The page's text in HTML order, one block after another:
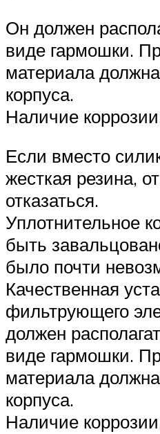
Он должен
виде гармошки.
материала
корпуса.
Наличие
Если вместо
жесткая резина,
отказаться.
Уплотнительное
быть
было почти
Качественная
фильтрующего
должен
виде гармошки.
материала
корпуса.
Наличие